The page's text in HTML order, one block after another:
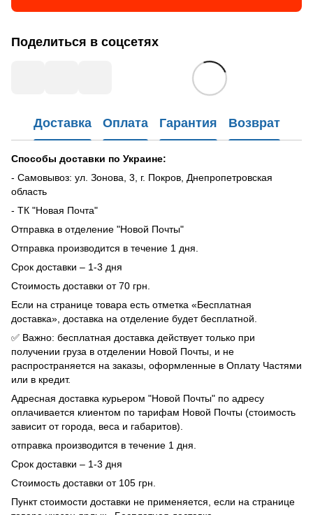
Поделиться в соцсетях
Доставка Оплата Гарантия Возврат
Способы доставки по Украине:
- Самовывоз: ул. Зонова, 3, г. Покров, Днепропетровская
область
- ТК "Новая Почта"
Отправка в отделение "Новой Почты"
Отправка производится в течение 1 дня.
Срок доставки – 1-3 дня
Стоимость доставки от 70 грн.
Если на странице товара есть отметка «Бесплатная
доставка», доставка на отделение будет бесплатной.
✅ Важно: бесплатная доставка действует только при
получении груза в отделении Новой Почты, и не
распространяется на заказы, оформленные в Оплату Частями
или в кредит.
Адресная доставка курьером "Новой Почты" по адресу
оплачивается клиентом по тарифам Новой Почты (стоимость
зависит от города, веса и габаритов).
отправка производится в течение 1 дня.
Срок доставки – 1-3 дня
Стоимость доставки от 105 грн.
Пункт стоимости доставки не применяется, если на странице